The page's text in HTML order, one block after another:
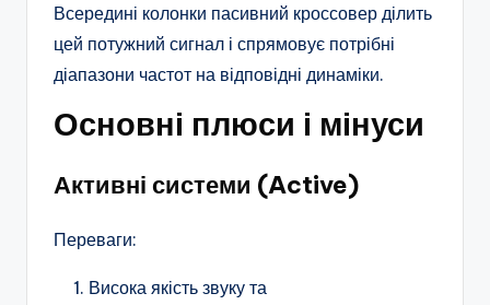
Всередині колонки пасивний кроссовер ділить
цей потужний сигнал і спрямовує потрібні
діапазони частот на відповідні динаміки.
Основні плюси і мінуси
Активні системи (Active)
Переваги:
Висока якість звуку та